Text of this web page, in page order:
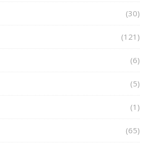
(30)
(121)
(6)
(5)
(1)
(65)